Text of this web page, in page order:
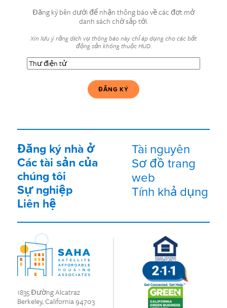
1835 Đường Alcatraz
Berkeley, California 94703
Đăng ký bên dưới để nhận thông báo về các đợt mở
danh sách chờ sắp tới.
Xin lưu ý rằng dịch vụ thông báo này chỉ áp dụng cho các bất
động sản không thuộc HUD.
Thư
điện
Đăng ký nhà ở
Các tài sản của
chúng tôi
Sự nghiệp
Liên hệ
Tài nguyên
Sơ đồ trang
web
Tính khả dụng